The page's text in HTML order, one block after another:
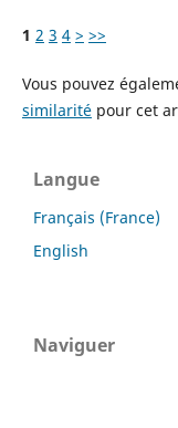
1 2 3 4 > >>
Vous pouvez
similaritépour cet
Langue
Français (France)
English
Naviguer